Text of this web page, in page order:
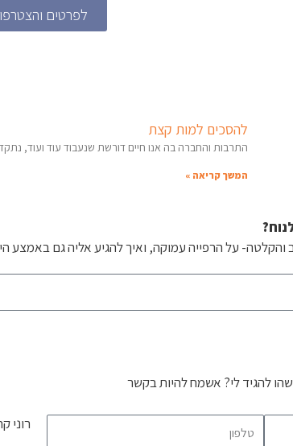
לפרטים
להסכים למות קצת
התרבות והחברה בה אנו חיים דורשת שנעבוד עוד ועוד,
המשך קריאה »
על הרפייה עמוקה, ואיך להגיע אליה גם באמצע
להגיד לי? אשמח להיות בקשר
רוני